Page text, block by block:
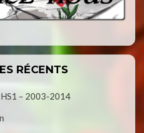
RÉCENTS
– 2003-2014